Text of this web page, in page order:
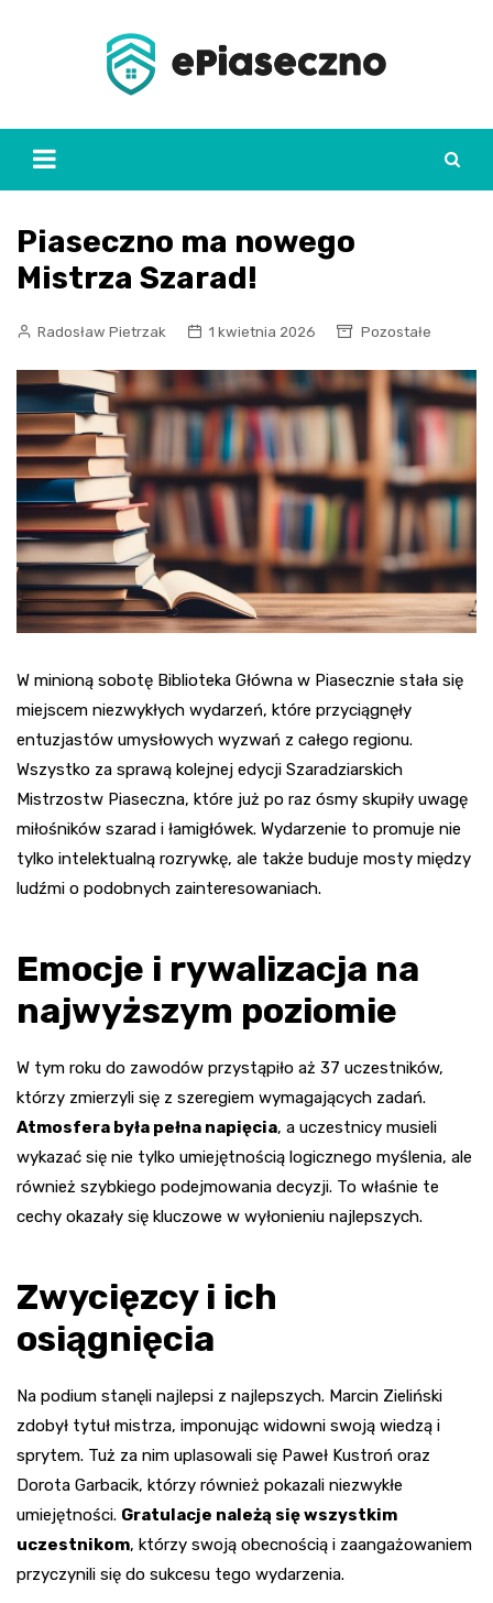
Piaseczno ma nowego
Mistrza Szarad!
Radosław Pietrzak 1 kwietnia 2026 Pozostałe
W minioną sobotę Biblioteka Główna w Piasecznie stała się
miejscem niezwykłych wydarzeń, które przyciągnęły
entuzjastów umysłowych wyzwań z całego regionu.
Wszystko za sprawą kolejnej edycji Szaradziarskich
Mistrzostw Piaseczna, które już po raz ósmy skupiły uwagę
miłośników szarad i łamigłówek. Wydarzenie to promuje nie
tylko intelektualną rozrywkę, ale także buduje mosty między
ludźmi o podobnych zainteresowaniach.
Emocje i rywalizacja na
najwyższym poziomie
W tym roku do zawodów przystąpiło aż 37 uczestników,
którzy zmierzyli się z szeregiem wymagających zadań.
Atmosfera była pełna napięcia, a uczestnicy musieli
wykazać się nie tylko umiejętnością logicznego myślenia, ale
również szybkiego podejmowania decyzji. To właśnie te
cechy okazały się kluczowe w wyłonieniu najlepszych.
Zwycięzcy i ich
osiągnięcia
Na podium stanęli najlepsi z najlepszych. Marcin Zieliński
zdobył tytuł mistrza, imponując widowni swoją wiedzą i
sprytem. Tuż za nim uplasowali się Paweł Kustroń oraz
Dorota Garbacik, którzy również pokazali niezwykłe
umiejętności. Gratulacje należą się wszystkim
uczestnikom, którzy swoją obecnością i zaangażowaniem
przyczynili się do sukcesu tego wydarzenia.